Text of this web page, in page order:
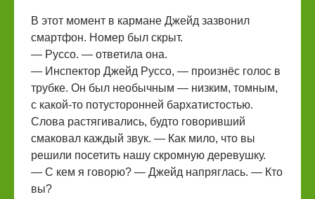
В этот момент в кармане Джейд зазвонил
смартфон. Номер был скрыт.
— Руссо. — ответила она.
— Инспектор Джейд Руссо, — произнёс голос в
трубке. Он был необычным — низким, томным,
с какой-то потусторонней бархатистостью.
Слова растягивались, будто говоривший
смаковал каждый звук. — Как мило, что вы
решили посетить нашу скромную деревушку.
— С кем я говорю? — Джейд напряглась. — Кто
вы?